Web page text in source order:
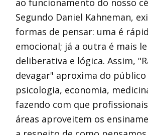
ao funcionamento do nosso
Segundo Daniel Kahneman,
formas de pensar: uma é
emocional; já a outra é mais
deliberativa e lógica. Assim,
devagar" aproxima do
psicologia, economia,
fazendo com que
áreas aproveitem os